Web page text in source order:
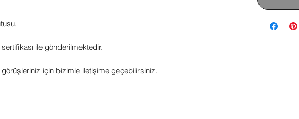
ile gönderilmektedir.
için bizimle iletişime geçebilirsiniz.